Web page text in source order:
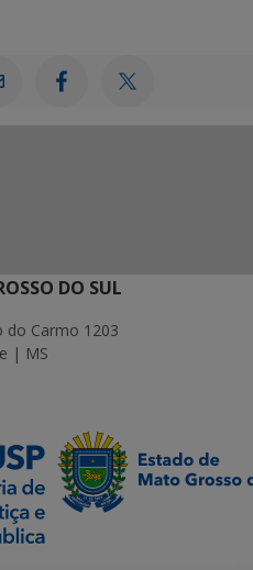
DO SUL
do Carmo 1203
| MS